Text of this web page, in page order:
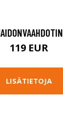
119 EUR
LISÄTIETOJA